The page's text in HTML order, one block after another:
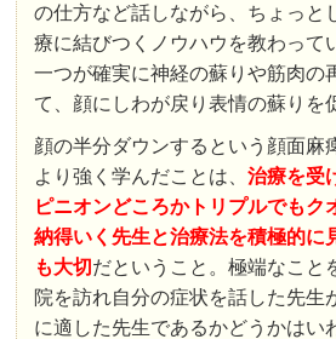
の仕方など話しながら、ちょっと
療に結びつくノウハウを教わって
一つが確実に神経の蘇りや筋肉の
て、顔にしわが戻り表情の蘇りを
顔の半分ダウンするという顔面麻
より強く学んだことは、治療を受
ピニオンどころかトリプルでもク
納得いく先生と治療法を積極的に
も大切だということ。極端なこと
院を訪れ自分の症状を話した先生
に適した先生であるかどうかはい